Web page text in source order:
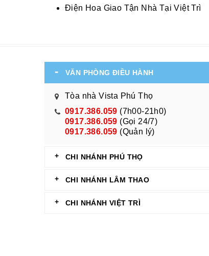
Điện Hoa Giao Tận Nhà Tại Việt Trì
VĂN PHÒNG ĐIỀU HÀNH
Tòa nhà Vista Phú Thọ
0917.386.059 (7h00-21h0)
0917.386.059 (Gọi 24/7)
0917.386.059 (Quản lý)
CHI NHÁNH PHÚ THỌ
CHI NHÁNH LÂM THAO
CHI NHÁNH VIỆT TRÌ